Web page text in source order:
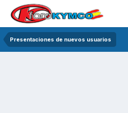
Presentaciones de nuevos usuarios